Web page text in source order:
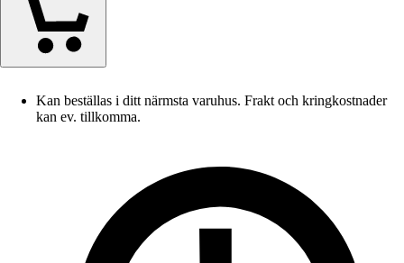
Kan beställas i ditt närmsta varuhus. Frakt och kringkostnader
kan ev. tillkomma.